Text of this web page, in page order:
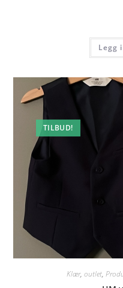
Legg
TILBUD!
Klær, outlet,